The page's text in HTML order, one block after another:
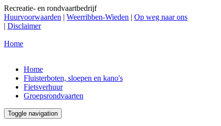
Recreatie- en rondvaartbedrijf
Huurvoorwaarden | Weerribben-Wieden | Op weg naar ons
| Disclaimer
Home
Home
Fluisterboten, sloepen en kano's
Fietsverhuur
Groepsrondvaarten
Toggle navigation